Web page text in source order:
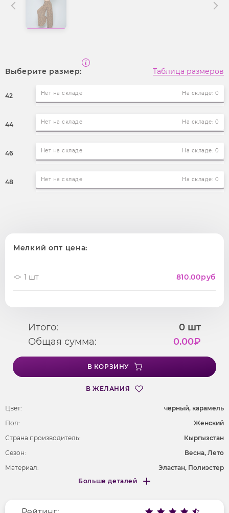
Выберите размер: Таблица размеров
42 Нет на складе На складе: 0
44 Нет на складе На складе: 0
46 Нет на складе На складе: 0
48 Нет на складе На складе: 0
Мелкий опт цена:
1 шт 810.00руб
Итого: 0 шт
Общая сумма:
0.00₽
В КОРЗИНУ
В ЖЕЛАНИЯ
Цвет:
черный, карамель
Пол:
Женский
Страна производитель:
Кыргызстан
Сезон:
Весна, Лето
Материал:
Эластан, Полиэстер
Больше деталей
Меньше деталей